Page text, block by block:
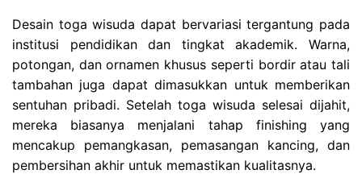
Desain toga wisuda dapat bervariasi tergantung pada
institusi pendidikan dan tingkat akademik. Warna,
potongan, dan ornamen khusus seperti bordir atau tali
tambahan juga dapat dimasukkan untuk memberikan
sentuhan pribadi. Setelah toga wisuda selesai dijahit,
mereka biasanya menjalani tahap finishing yang
mencakup pemangkasan, pemasangan kancing, dan
pembersihan akhir untuk memastikan kualitasnya.